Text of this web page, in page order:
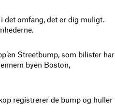
det omfang, det er dig muligt.
Streetbump, som bilister har
byen Boston,
registrerer de bump og huller